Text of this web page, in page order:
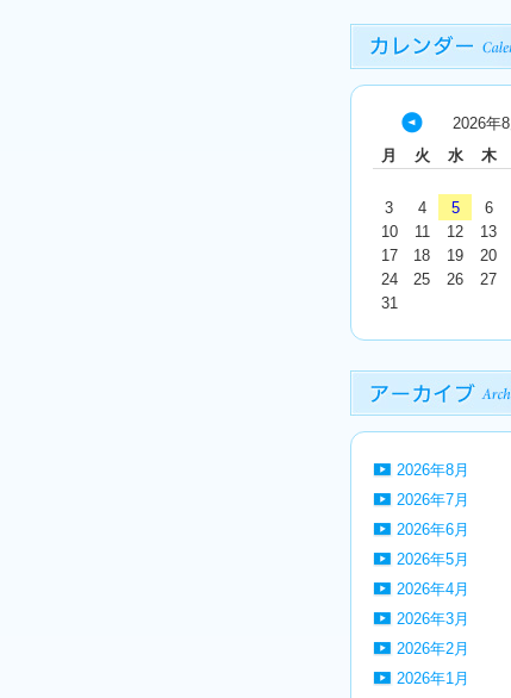
2026年8
月
火 水 木
« 7
月
3
4 5 6
10
11 12 13
17
18 19 20
24
25 26 27
31
2026年8月
2026年7月
2026年6月
2026年5月
2026年4月
2026年3月
2026年2月
2026年1月